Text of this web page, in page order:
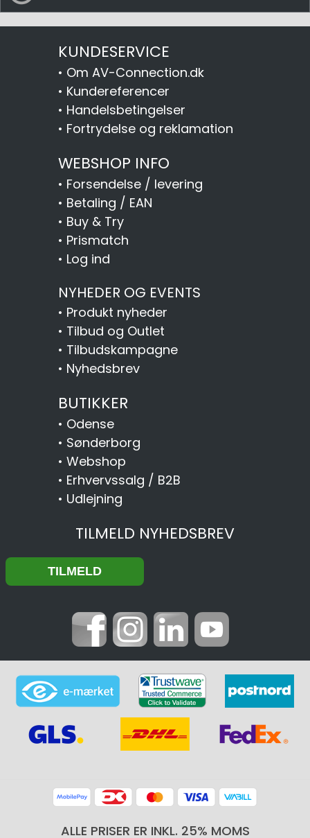
KUNDESERVICE
• Om AV-Connection.dk
• Kundereferencer
• Handelsbetingelser
• Fortrydelse og reklamation
WEBSHOP INFO
• Forsendelse / levering
• Betaling / EAN
• Buy & Try
• Prismatch
• Log ind
NYHEDER OG EVENTS
• Produkt nyheder
• Tilbud og Outlet
• Tilbudskampagne
• Nyhedsbrev
BUTIKKER
• Odense
• Sønderborg
• Webshop
• Erhvervssalg / B2B
• Udlejning
TILMELD NYHEDSBREV
ALLE PRISER ER INKL. 25% MOMS